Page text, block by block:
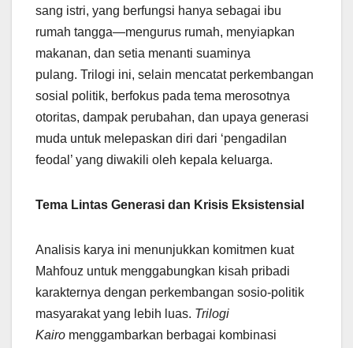
sang istri, yang berfungsi hanya sebagai ibu
rumah tangga—mengurus rumah, menyiapkan
makanan, dan setia menanti suaminya
pulang. Trilogi ini, selain mencatat perkembangan
sosial politik, berfokus pada tema merosotnya
otoritas, dampak perubahan, dan upaya generasi
muda untuk melepaskan diri dari ‘pengadilan
feodal’ yang diwakili oleh kepala keluarga.
Tema Lintas Generasi dan Krisis Eksistensial
Analisis karya ini menunjukkan komitmen kuat
Mahfouz untuk menggabungkan kisah pribadi
karakternya dengan perkembangan sosio-politik
masyarakat yang lebih luas. Trilogi
Kairo menggambarkan berbagai kombinasi